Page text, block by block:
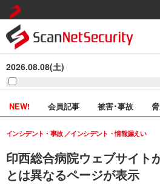
2026.08.08(土)
NEW! 会員記事 被害･事故
印西総合病院ウェブサイト
とは異なるページが表示
インシデント・事故 インシデント・情報漏えい